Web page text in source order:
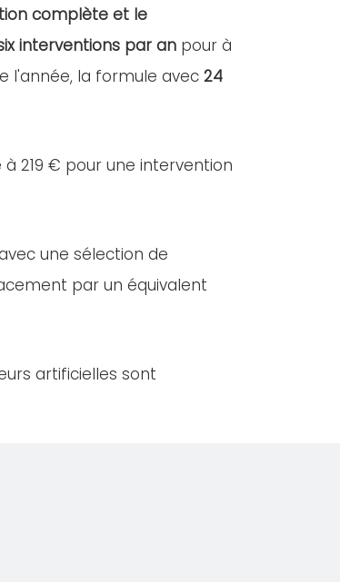
complète et le
interventions par an pour à
l'année, la formule avec 24
219 € pour une intervention
une sélection de
par un équivalent
artificielles sont